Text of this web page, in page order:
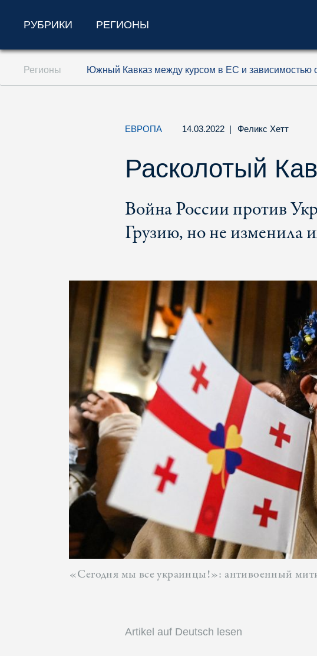
Перейти к содержанию (ключ доступа '1')
Перейти к поиску (ключ доступа '2')
РУБРИКИ РЕГИОНЫ
Регионы Южный Кавказ между курсом в ЕС и зависимостью
ЕВРОПА 14.03.2022 | Феликс Хетт
Расколотый
Война России против
Грузию, но не изменила
«Сегодня мы все украинцы!»: антивоенный
Artikel auf Deutsch lesen